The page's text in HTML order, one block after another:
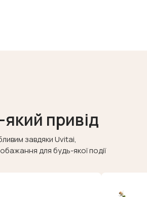
привід
завдяки Uvitai,
для будь-якої події